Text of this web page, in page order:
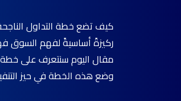
كيف تضع خطة التداول
ركيزةً أساسيةً لفهم السوق
مقال اليوم سنتعرف على خطة
وضع هذه الخطة في حيز